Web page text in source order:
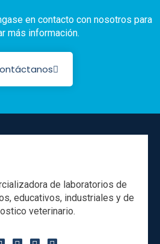
en contacto con nosotros para
más información.
de laboratorios de
educativos, industriales y de
veterinario.